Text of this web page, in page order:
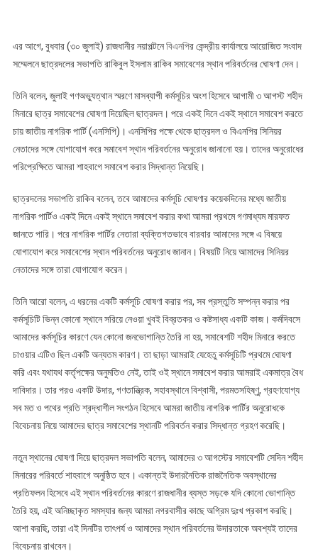
এর আগে, বুধবার (৩০ জুলাই) রাজধানীর নয়াপল্টনেবিএনপির কেন্দ্রীয় কার্যালয়ে আয়োজিত সংবাদ
সম্মেলনে ছাত্রদলের সভাপতি রাকিবুল ইসলাম রাকিব সমাবেশের স্থান পরিবর্তনের ঘোষণা দেন।
তিনি বলেন, জুলাই গণঅভ্যুত্থান স্মরণে মাসব্যাপী কর্মসূচির অংশ হিসেবে আগামী ৩ আগস্ট শহীদ
মিনারে ছাত্র সমাবেশের ঘোষণা দিয়েছিল ছাত্রদল। পরে একই দিনে একই স্থানে সমাবেশ করতে
চায় জাতীয় নাগরিক পার্টি (এনসিপি)। এনসিপির পক্ষে থেকে ছাত্রদল ও বিএনপির সিনিয়র
নেতাদের সঙ্গে যোগাযোগ করে সমাবেশ স্থান পরিবর্তনের অনুরোধ জানানো হয়। তাদের অনুরোধের
পরিপ্রেক্ষিতে আমরা শাহবাগে সমাবেশ করার সিদ্ধান্ত নিয়েছি।
ছাত্রদলের সভাপতি রাকিব বলেন, তবে আমাদের কর্মসূচি ঘোষণার কয়েকদিনের মধ্যে জাতীয়
নাগরিক পার্টিও একই দিনে একই স্থানে সমাবেশ করার কথা আমরা প্রথমে গণমাধ্যম মারফত
জানতে পারি। পরে নাগরিক পার্টির নেতারা ব্যক্তিগতভাবে বারবার আমাদের সঙ্গে এ বিষয়ে
যোগাযোগ করে সমাবেশের স্থান পরিবর্তনের অনুরোধ জানান। বিষয়টি নিয়ে আমাদের সিনিয়র
নেতাদের সঙ্গে তারা যোগাযোগ করেন।
তিনি আরো বলেন, এ ধরনের একটি কর্মসূচি ঘোষণা করার পর, সব প্রস্তুতি সম্পন্ন করার পর
কর্মসূচিটি ভিন্ন কোনো স্থানে সরিয়ে নেওয়া খুবই বিব্রতকর ও কষ্টসাধ্য একটি কাজ। কর্মদিবসে
আমাদের কর্মসূচির কারণে যেন কোনো জনভোগান্তি তৈরি না হয়, সমাবেশটি শহীদ মিনারে করতে
চাওয়ার এটিও ছিল একটি অন্যতম কারণ। তা ছাড়া আমরাই যেহেতু কর্মসূচিটি প্রথমে ঘোষণা
করি এবং যথাযথ কর্তৃপক্ষের অনুমতিও নেই, তাই ওই স্থানে সমাবেশ করার আমরাই একমাত্র বৈধ
দাবিদার। তার পরও একটি উদার, গণতান্ত্রিক, সহাবস্থানে বিশ্বাসী, পরমতসহিষ্ণু, গ্রহণযোগ্য
সব মত ও পথের প্রতি শ্রদ্ধাশীল সংগঠন হিসেবে আমরা জাতীয় নাগরিক পার্টির অনুরোধকে
বিবেচনায় নিয়ে আমাদের ছাত্র সমাবেশের স্থানটি পরিবর্তন করার সিদ্ধান্ত গ্রহণ করেছি।
নতুন স্থানের ঘোষণা দিয়ে ছাত্রদল সভাপতি বলেন, আমাদের ৩ আগস্টের সমাবেশটি সেদিন শহীদ
মিনারের পরিবর্তে শাহবাগে অনুষ্ঠিত হবে। একান্তই উদারনৈতিক রাজনৈতিক অবস্থানের
প্রতিফলন হিসেবে এই স্থান পরিবর্তনের কারণে রাজধানীর ব্যস্ত সড়কে যদি কোনো ভোগান্তি
তৈরি হয়, এই অনিচ্ছাকৃত সমস্যার জন্য আমরা নগরবাসীর কাছে অগ্রিম দুঃখ প্রকাশ করছি।
আশা করছি, তারা এই দিনটির তাৎপর্য ও আমাদের স্থান পরিবর্তনের উদারতাকে অবশ্যই তাদের
বিবেচনায় রাখবেন।